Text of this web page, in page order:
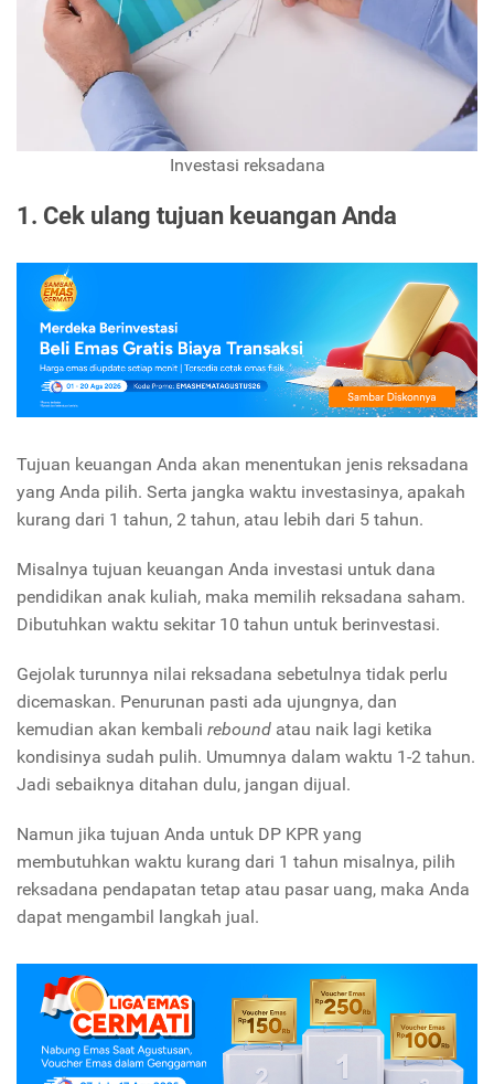
Investasi reksadana
1. Cek ulang tujuan keuangan Anda
Tujuan keuangan Anda akan menentukan jenis reksadana
yang Anda pilih. Serta jangka waktu investasinya, apakah
kurang dari 1 tahun, 2 tahun, atau lebih dari 5 tahun.
Misalnya tujuan keuangan Anda investasi untuk dana
pendidikan anak kuliah, maka memilih reksadana saham.
Dibutuhkan waktu sekitar 10 tahun untuk berinvestasi.
Gejolak turunnya nilai reksadana sebetulnya tidak perlu
dicemaskan. Penurunan pasti ada ujungnya, dan
kemudian akan kembali rebound atau naik lagi ketika
kondisinya sudah pulih. Umumnya dalam waktu 1-2 tahun.
Jadi sebaiknya ditahan dulu, jangan dijual.
Namun jika tujuan Anda untuk DP KPR yang
membutuhkan waktu kurang dari 1 tahun misalnya, pilih
reksadana pendapatan tetap atau pasar uang, maka Anda
dapat mengambil langkah jual.